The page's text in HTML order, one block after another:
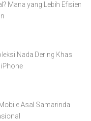
Mana yang Lebih Efisien
Nada Dering Khas
Asal Samarinda